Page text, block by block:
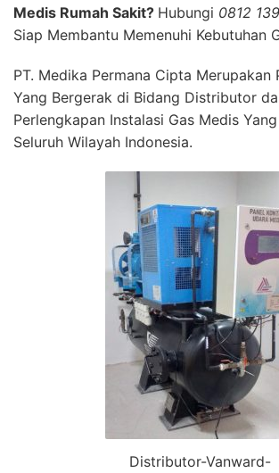
Medis Rumah Sakit? Hubungi 0812
Siap Membantu Memenuhi Kebutuhan
PT. Medika Permana Cipta Merupakan
Yang Bergerak di Bidang Distributor
Perlengkapan Instalasi Gas Medis
Seluruh Wilayah Indonesia.
Distributor-Vanward-